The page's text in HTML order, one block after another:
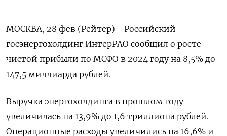
МОСКВА, 28 фев (Рейтер) - Российский
госэнергохолдинг ИнтерРАО сообщил о росте
чистой прибыли по МСФО в 2024 году на 8,5% до
147,5 миллиарда рублей.
Выручка энергохолдинга в прошлом году
увеличилась на 13,9% до 1,6 триллиона рублей.
Операционные расходы увеличились на 16,6% и